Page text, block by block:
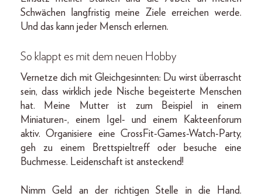
Schwächen langfristig meine Ziele erreichen werde.
Und das kann jeder Mensch erlernen.
So klappt es mit dem neuen Hobby
Vernetze dich mit Gleichgesinnten: Du wirst überrascht
sein, dass wirklich jede Nische begeisterte Menschen
hat. Meine Mutter ist zum Beispiel in einem
Miniaturen-, einem Igel- und einem Kakteenforum
aktiv. Organisiere eine CrossFit-Games-Watch-Party,
geh zu einem Brettspieltreff oder besuche eine
Buchmesse. Leidenschaft ist ansteckend!
Nimm Geld an der richtigen Stelle in die Hand.